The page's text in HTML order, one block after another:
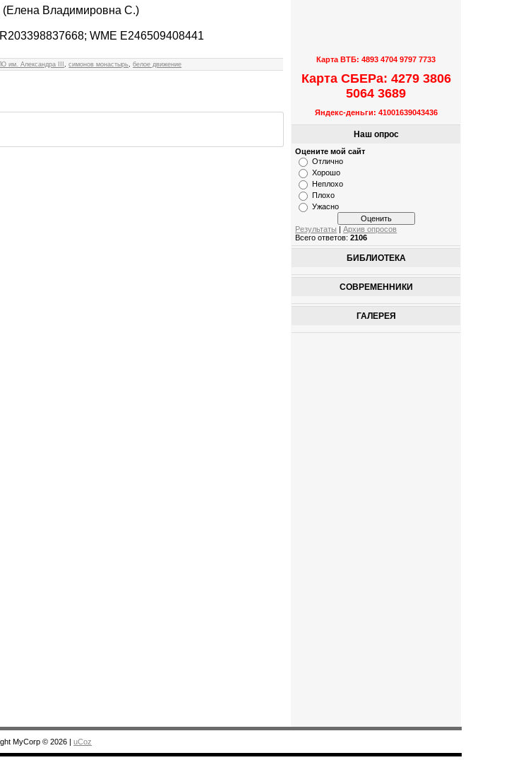
(Елена Владимировна С.)
WME E246509408441
им. Александра III,симонов монастырь,белое движение
Карта ВТБ: 4893 4704 9797 7733
Карта СБЕРа: 4279 3806
5064 3689
Яндекс-деньги: 41001639043436
Наш опрос
Оцените мой сайт
Отлично
Хорошо
Неплохо
Плохо
Ужасно
Результаты |Архив опросов
Всего ответов:2106
БИБЛИОТЕКА
СОВРЕМЕННИКИ
ГАЛЕРЕЯ
MyCorp © 2026 uCoz